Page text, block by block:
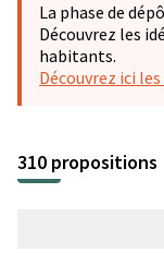
La phase de
Découvrez les
habitants.
Découvrez ici
310 propositions